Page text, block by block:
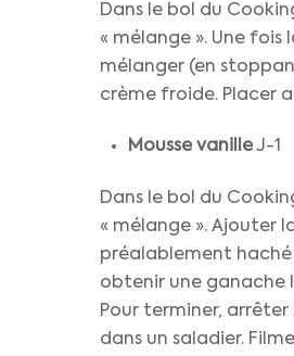
Dans le bol du
« mélange ». Une
mélanger (en
crème froide. Placer
Mousse vanilleJ-1
Dans le bol du
« mélange ». Ajouter
préalablement
obtenir une ganache
Pour terminer,
dans un saladier.